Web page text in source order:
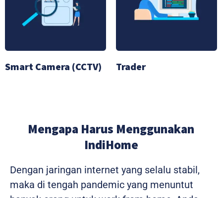
Smart Camera (CCTV) Trader
Mengapa Harus Menggunakan
IndiHome
Dengan jaringan internet yang selalu stabil,
maka di tengah pandemic yang menuntut